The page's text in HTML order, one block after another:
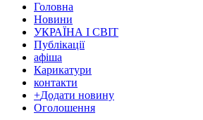
Головна
Новини
УКРАЇНА І СВІТ
Публікації
афіша
Карикатури
контакти
+Додати новину
Оголошення